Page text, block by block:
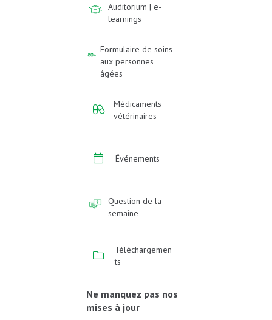
Auditorium | e-
learnings
Formulaire de soins
aux personnes
âgées
Médicaments
vétérinaires
Événements
Question de la
semaine
Téléchargemen
ts
Ne manquez pas nos
mises à jour